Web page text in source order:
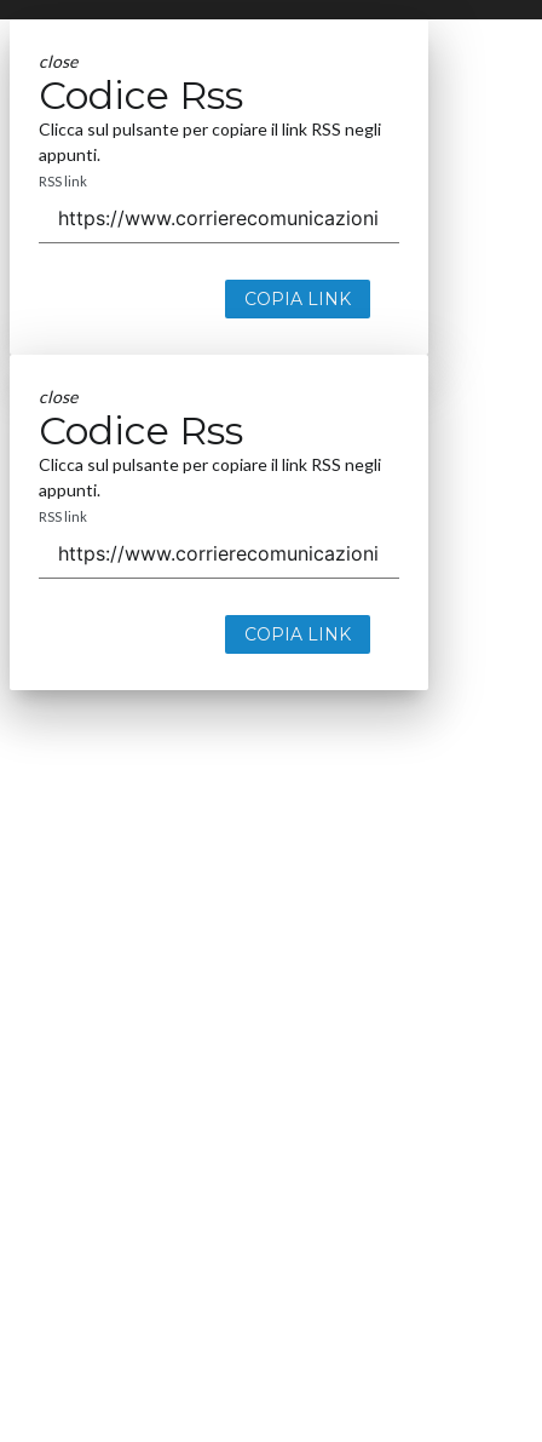
close
Codice Rss
Clicca sul pulsante per copiare il link RSS negli
appunti.
RSS link
COPIA LINK
close
Codice Rss
Clicca sul pulsante per copiare il link RSS negli
appunti.
RSS link
COPIA LINK